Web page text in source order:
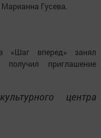
Гусева.
«Шаг вперед» занял
приглашение
центра